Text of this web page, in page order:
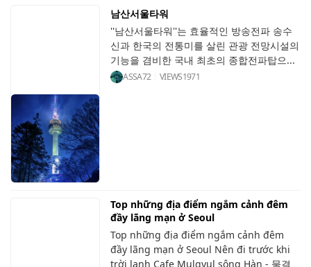
남산서울타워
''남산서울타워''는 효율적인 방송전파 송수
신과 한국의 전통미를 살린 관광 전망시설의
기능을 겸비한 국내 최초의 종합전파탑으...
ASSA72 VIEWS1971
Top những địa điểm ngắm cảnh đêm
đầy lãng mạn ở Seoul
Top những địa điểm ngắm cảnh đêm
đầy lãng mạn ở Seoul Nên đi trước khi
trời lạnh Cafe Mulgyul sông Hàn - 물결